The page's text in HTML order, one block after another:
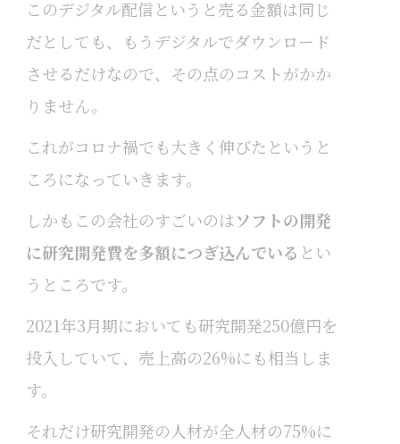
このデジタル配信というと売る金額は同じ
だとしても、もうデジタルでダウンロード
させるだけなので、その点のコストがかか
りません。
これがコロナ禍でも大きく伸びたというと
ころになっていきます。
しかもこの会社のすごいのはソフトの開発
に研究開発費を多額につぎ込んでいる とい
うところです。
2021年3月期においても研究開発250億円を
投入していて、売上高の26%にも相当しま
す。
それだけ研究開発の人材が全人材の75%に